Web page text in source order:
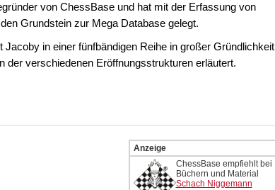
von ChessBase und hat mit der Erfassung von
Grundstein zur Mega Database gelegt.
in einer fünfbändigen Reihe in großer Gründlichkeit
der verschiedenen Eröffnungsstrukturen erläutert.
Anzeige
ChessBase empfiehlt bei
Büchern und Material
Schach Niggemann